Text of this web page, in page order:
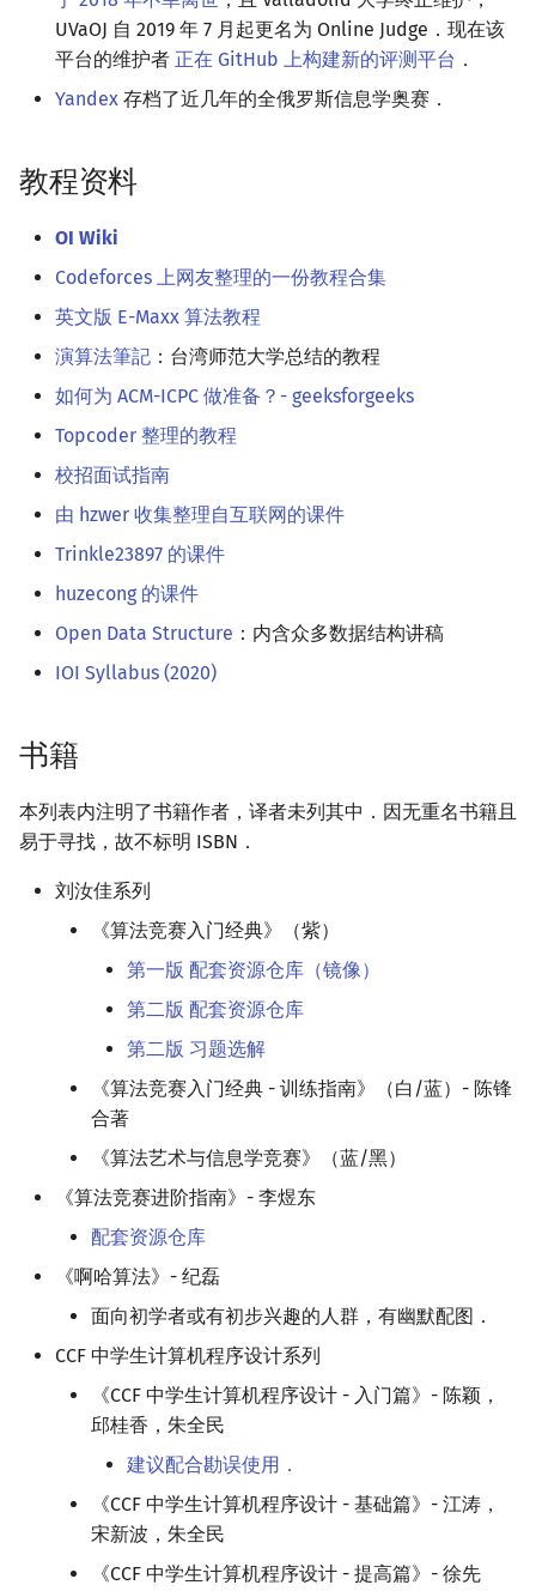
UVaOJ 自 2019 年 7 月起更名为 Online Judge．现在该
平台的维护者 正在 GitHub 上构建新的评测平台 ．
Yandex 存档了近几年的全俄罗斯信息学奥赛．
教程资料
OI Wiki
Codeforces 上网友整理的一份教程合集
英文版 E-Maxx 算法教程
演算法筆記 ：台湾师范大学总结的教程
如何为 ACM-ICPC 做准备？- geeksforgeeks
Topcoder 整理的教程
校招面试指南
由 hzwer 收集整理自互联网的课件
Trinkle23897 的课件
huzecong 的课件
Open Data Structure ：内含众多数据结构讲稿
IOI Syllabus (2020)
书籍
本列表内注明了书籍作者，译者未列其中．因无重名书籍且
易于寻找，故不标明 ISBN．
刘汝佳系列
《算法竞赛入门经典》（紫）
第一版 配套资源仓库（镜像）
第二版 配套资源仓库
第二版 习题选解
《算法竞赛入门经典 - 训练指南》（白/蓝）- 陈锋
合著
《算法艺术与信息学竞赛》（蓝/黑）
《算法竞赛进阶指南》- 李煜东
配套资源仓库
《啊哈算法》- 纪磊
面向初学者或有初步兴趣的人群，有幽默配图．
CCF 中学生计算机程序设计系列
《CCF 中学生计算机程序设计 - 入门篇》- 陈颖，
邱桂香，朱全民
建议配合勘误使用．
《CCF 中学生计算机程序设计 - 基础篇》- 江涛，
宋新波，朱全民
《CCF 中学生计算机程序设计 - 提高篇》- 徐先